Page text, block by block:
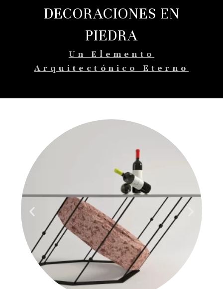
DECORACIONES EN
PIEDRA
Un Elemento
Arquitectónico Eterno